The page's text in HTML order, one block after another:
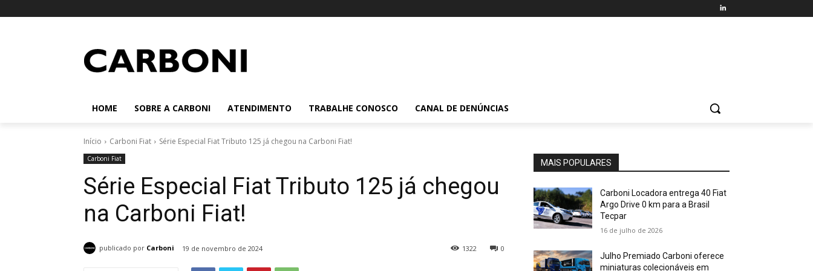
HOME SOBRE A CARBONI ATENDIMENTO TRABALHE CONOSCO CANAL DE DENÚNCIAS
Início Carboni Fiat Série Especial Fiat Tributo 125 já chegou na Carboni Fiat!
Carboni Fiat
Série Especial Fiat Tributo 125 já chegou
na Carboni Fiat!
publicado por Carboni 19 de novembro de 2024 0
1322
MAIS POPULARES
Carboni Locadora entrega 40 Fiat
Argo Drive 0 km para a Brasil
Tecpar
16 de julho de 2026
Julho Premiado Carboni oferece
miniaturas colecionáveis em